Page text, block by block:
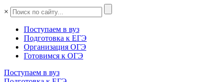
×
Поступаем в вуз
Подготовка к ЕГЭ
Организация ОГЭ
Готовимся к ОГЭ
Поступаем в вуз